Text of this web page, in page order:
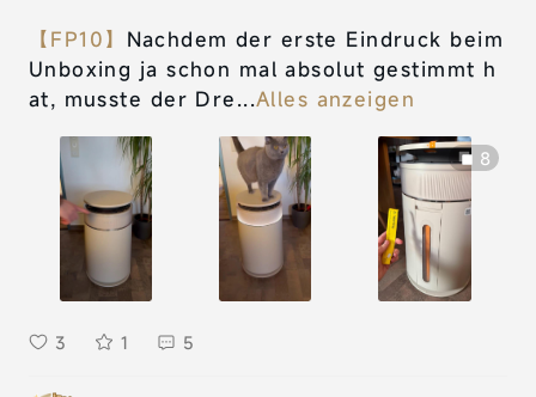
【FP10】 Nachdem der erste Eindruck beim
Unboxing ja schon mal absolut gestimmt h
at, musste der Dre...Alles anzeigen
8
3 1 5